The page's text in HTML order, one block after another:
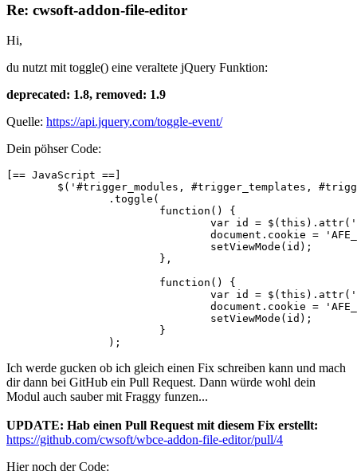
Re: cwsoft-addon-file-editor
Hi,
du nutzt mit toggle() eine veraltete jQuery Funktion:
deprecated: 1.8, removed: 1.9
Quelle: https://api.jquery.com/toggle-event/
Dein pöhser Code:
[== JavaScript ==]
		);
Ich werde gucken ob ich gleich einen Fix schreiben kann und mach
dir dann bei GitHub ein Pull Request. Dann würde wohl dein
Modul auch sauber mit Fraggy funzen...
UPDATE: Hab einen Pull Request mit diesem Fix erstellt:
https://github.com/cwsoft/wbce-addon-file-editor/pull/4
Hier noch der Code: